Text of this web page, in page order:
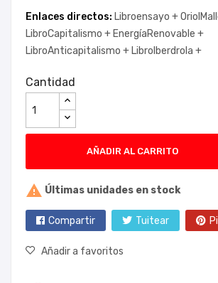
Enlaces directos: Libroensayo +
LibroCapitalismo + EnergíaRenovable +
LibroAnticapitalismo + LibroIberdrola +
Cantidad
AÑADIR AL CARRITO
 Últimas unidades en stock
Compartir Tuitear
Añadir a favoritos